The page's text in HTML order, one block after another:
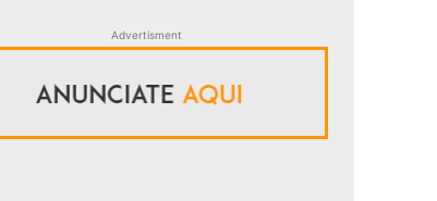
Advertisment